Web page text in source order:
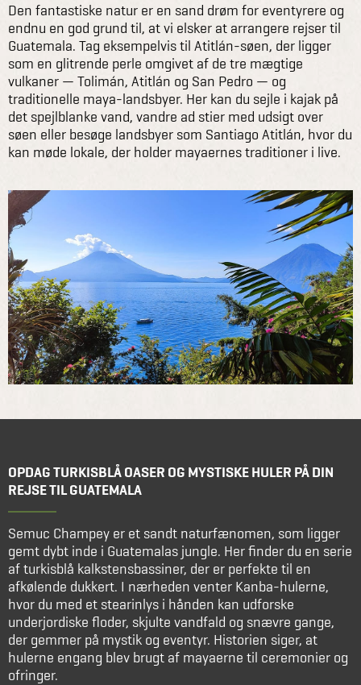
Den fantastiske natur er en sand drøm for eventyrere og
endnu en god grund til, at vi elsker at arrangere rejser til
Guatemala. Tag eksempelvis til Atitlán-søen, der ligger
som en glitrende perle omgivet af de tre mægtige
vulkaner — Tolimán, Atitlán og San Pedro — og
traditionelle maya-landsbyer. Her kan du sejle i kajak på
det spejlblanke vand, vandre ad stier med udsigt over
søen eller besøge landsbyer som Santiago Atitlán, hvor du
kan møde lokale, der holder mayaernes traditioner i live.
OPDAG TURKISBLÅ OASER OG MYSTISKE HULER PÅ DIN
REJSE TIL GUATEMALA
Semuc Champey er et sandt naturfænomen, som ligger
gemt dybt inde i Guatemalas jungle. Her finder du en serie
af turkisblå kalkstensbassiner, der er perfekte til en
afkølende dukkert. I nærheden venter Kanba-hulerne,
hvor du med et stearinlys i hånden kan udforske
underjordiske floder, skjulte vandfald og snævre gange,
der gemmer på mystik og eventyr. Historien siger, at
hulerne engang blev brugt af mayaerne til ceremonier og
ofringer.